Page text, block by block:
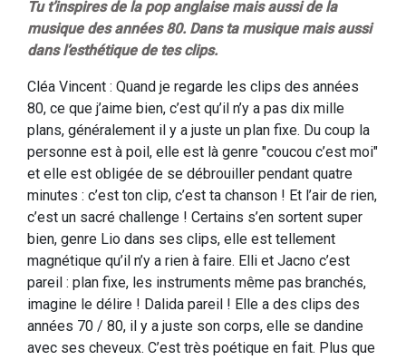
Tu t’inspires de la pop anglaise mais aussi de la
musique des années 80. Dans ta musique mais aussi
dans l’esthétique de tes clips.
Cléa Vincent : Quand je regarde les clips des années
80, ce que j’aime bien, c’est qu’il n’y a pas dix mille
plans, généralement il y a juste un plan fixe. Du coup la
personne est à poil, elle est là genre "coucou c’est moi"
et elle est obligée de se débrouiller pendant quatre
minutes : c’est ton clip, c’est ta chanson ! Et l’air de rien,
c’est un sacré challenge ! Certains s’en sortent super
bien, genre Lio dans ses clips, elle est tellement
magnétique qu’il n’y a rien à faire. Elli et Jacno c’est
pareil : plan fixe, les instruments même pas branchés,
imagine le délire ! Dalida pareil ! Elle a des clips des
années 70 / 80, il y a juste son corps, elle se dandine
avec ses cheveux. C’est très poétique en fait. Plus que